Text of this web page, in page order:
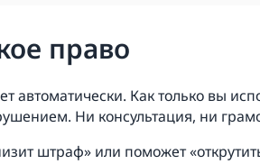
право
автоматически. Как только вы
Ни консультация, ни
штраф» или поможет